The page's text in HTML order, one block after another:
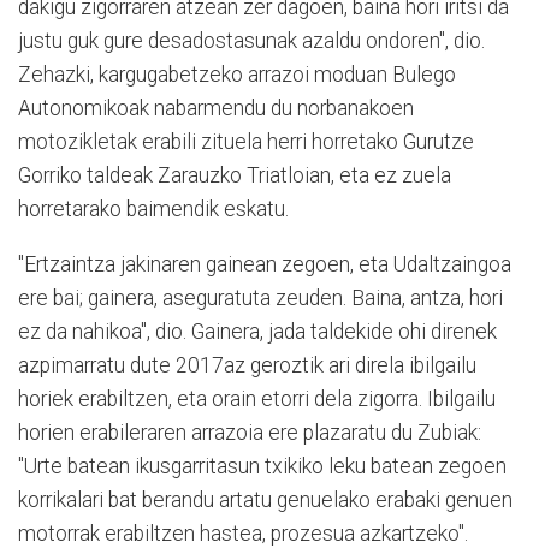
dakigu zigorraren atzean zer dagoen, baina hori iritsi da
justu guk gure desadostasunak azaldu ondoren", dio.
Zehazki, kargugabetzeko arrazoi moduan Bulego
Autonomikoak nabarmendu du norbanakoen
motozikletak erabili zituela herri horretako Gurutze
Gorriko taldeak Zarauzko Triatloian, eta ez zuela
horretarako baimendik eskatu.
"Ertzaintza jakinaren gainean zegoen, eta Udaltzaingoa
ere bai; gainera, aseguratuta zeuden. Baina, antza, hori
ez da nahikoa", dio. Gainera, jada taldekide ohi direnek
azpimarratu dute 2017az geroztik ari direla ibilgailu
horiek erabiltzen, eta orain etorri dela zigorra. Ibilgailu
horien erabileraren arrazoia ere plazaratu du Zubiak:
"Urte batean ikusgarritasun txikiko leku batean zegoen
korrikalari bat berandu artatu genuelako erabaki genuen
motorrak erabiltzen hastea, prozesua azkartzeko".